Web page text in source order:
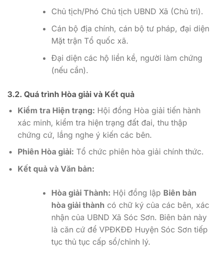
Chủ tịch/Phó Chủ tịch UBND Xã (Chủ trì).
Cán bộ địa chính, cán bộ tư pháp, đại diện
Mặt trận Tổ quốc xã.
Đại diện các hộ liền kề, người làm chứng
(nếu cần).
3.2. Quá trình Hòa giải và Kết quả
Kiểm tra Hiện trạng: Hội đồng Hòa giải tiến hành
xác minh, kiểm tra hiện trạng đất đai, thu thập
chứng cứ, lắng nghe ý kiến các bên.
Phiên Hòa giải: Tổ chức phiên hòa giải chính thức.
Kết quả và Văn bản:
Hòa giải Thành: Hội đồng lập Biên bản
hòa giải thành có chữ ký của các bên, xác
nhận của UBND Xã Sóc Sơn. Biên bản này
là căn cứ để VPĐKĐĐ Huyện Sóc Sơn tiếp
tục thủ tục cấp sổ/chỉnh lý.